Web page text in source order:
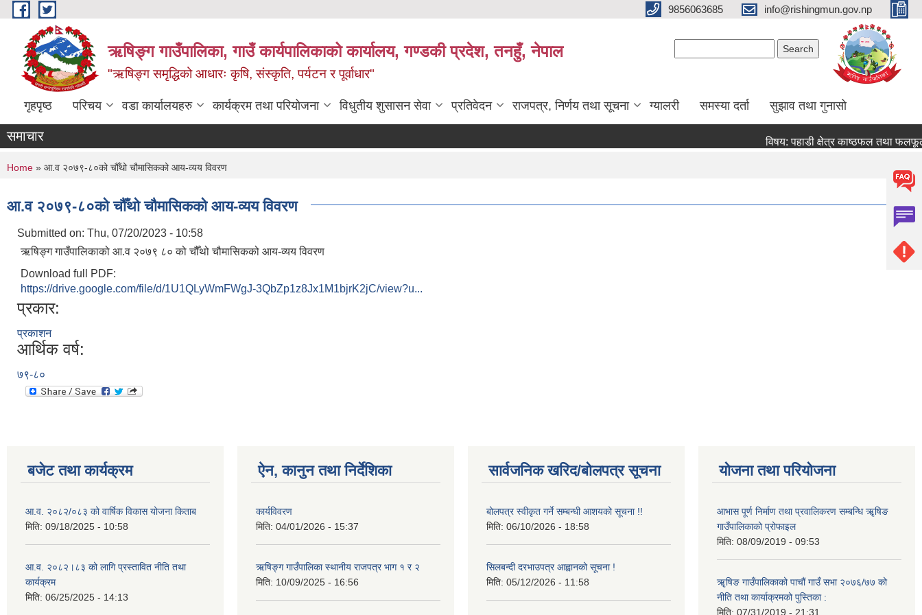
Skip to main content 9856063685 info@rishingmun.gov.np
ऋषिङ्ग गाउँपालिका, गाउँ कार्यपालिकाको कार्यालय, गण्डकी प्रदेश, तनहुँ, नेपाल
"ऋषिङ्ग समृद्धिको आधारः कृषि, संस्कृति, पर्यटन र पूर्वाधार"
गृहपृष्ठ परिचय वडा कार्यालयहरु कार्यक्रम तथा परियोजना विधुतीय शुसासन सेवा प्रतिवेदन राजपत्र, निर्णय तथा सूचना ग्यालरी समस्या दर्ता सुझाव तथा गुनासो
समाचार विषय: पहाडी क्षेत्र काष्ठफल तथा
You are here
Home » आ.व २०७९-८०को चौँथो चौमासिकको आय-व्यय विवरण
आ.व २०७९-८०को चौँथो चौमासिकको आय-व्यय विवरण
Submitted on: Thu, 07/20/2023 - 10:58
ऋषिङ्ग गाउँपालिकाको आ.व २०७९ ८० को चौँथो चौमासिकको आय-व्यय विवरण
Download full PDF:
https://drive.google.com/file/d/1U1QLyWmFWgJ-3QbZp1z8Jx1M1bjrK2jC/view?u...
प्रकार:
प्रकाशन
आर्थिक वर्ष:
७९-८०
बजेट तथा कार्यक्रम
आ.व. २०८२/०८३ को वार्षिक विकास योजना किताब
मिति: 09/18/2025 - 10:58
आ.व. २०८२।८३ को लागि प्रस्तावित नीति तथा
कार्यक्रम
मिति: 06/25/2025 - 14:13
ऐन, कानुन तथा निर्देशिका
कार्यविवरण
मिति: 04/01/2026 - 15:37
ऋषिङ्ग गाउँपालिका स्थानीय राजपत्र भाग १ र २
मिति: 10/09/2025 - 16:56
सार्वजनिक खरिद/बोलपत्र सूचना
बोलपत्र स्वीकृत गर्ने सम्बन्धी आशयको सूचना !!
मिति: 06/10/2026 - 18:58
सिलबन्दी दरभाउपत्र आह्वानको सूचना !
मिति: 05/12/2026 - 11:58
योजना तथा परियोजना
आभास पूर्ण निर्माण तथा प्रवालिकरण सम्बन्धि ॠषिङ
गाउँपालिकाको प्रोफाइल
मिति: 08/09/2019 - 09:53
ॠषिङ गाउँपालिकाको पाचौं गाउँ सभा २०७६/७७ को
नीति तथा कार्याक्रमको पुस्तिका :
मिति: 07/31/2019 - 21:31